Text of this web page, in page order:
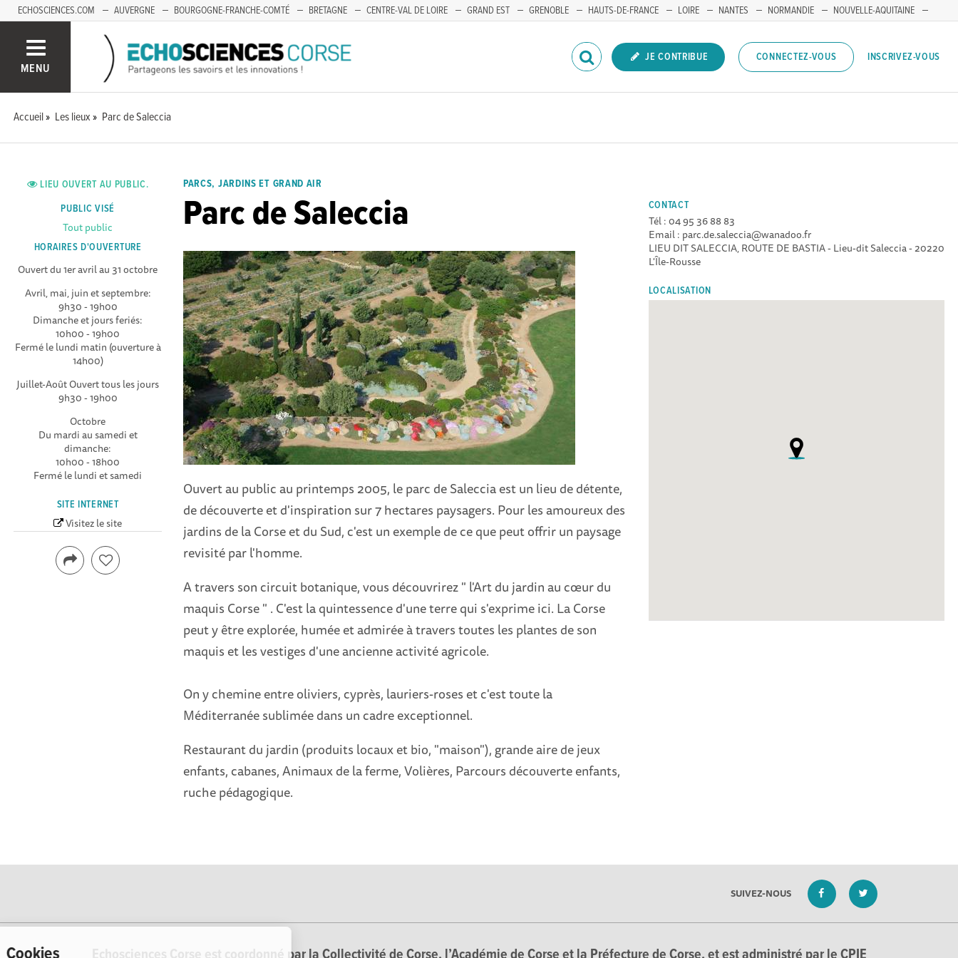
ECHOSCIENCES.COM AUVERGNE BOURGOGNE-FRANCHE-COMTÉ BRETAGNE CENTRE-VAL DE LOIRE GRAND EST GRENOBLE HAUTS-DE-FRANCE LOIRE NANTES NORMANDIE
NOUVELLE-AQUITAINE
MENU
JE CONTRIBUE CONNECTEZ-VOUS INSCRIVEZ-VOUS
Accueil Les lieux Parc de Saleccia
PARCS, JARDINS ET GRAND AIR
Parc de Saleccia
Ouvert au public au printemps 2005, le parc de Saleccia est un lieu de détente,
de découverte et d'inspiration sur 7 hectares paysagers. Pour les amoureux des
jardins de la Corse et du Sud, c'est un exemple de ce que peut offrir un paysage
revisité par l'homme.
A travers son circuit botanique, vous découvrirez " l'Art du jardin au cœur du
maquis Corse " . C'est la quintessence d'une terre qui s'exprime ici. La Corse
peut y être explorée, humée et admirée à travers toutes les plantes de son
maquis et les vestiges d'une ancienne activité agricole.
On y chemine entre oliviers, cyprès, lauriers-roses et c'est toute la
Méditerranée sublimée dans un cadre exceptionnel.
Restaurant du jardin (produits locaux et bio, "maison"), grande aire de jeux
enfants, cabanes, Animaux de la ferme, Volières, Parcours découverte enfants,
ruche pédagogique.
CONTACT
Tél : 04 95 36 88 83
Email : parc.de.saleccia@wanadoo.fr
LIEU DIT SALECCIA, ROUTE DE BASTIA - Lieu-dit Saleccia - 20220
L'Île-Rousse
LOCALISATION
LIEU OUVERT AU PUBLIC.
PUBLIC VISÉ
Tout public
HORAIRES D'OUVERTURE
Ouvert du 1er avril au 31 octobre
Avril, mai, juin et septembre:
9h30 - 19h00
Dimanche et jours feriés:
10h00 - 19h00
Fermé le lundi matin (ouverture à
14h00)
Juillet-Août Ouvert tous les jours
9h30 - 19h00
Octobre
Du mardi au samedi et
dimanche:
10h00 - 18h00
Fermé le lundi et samedi
SITE INTERNET
Visitez le site
SUIVEZ-NOUS